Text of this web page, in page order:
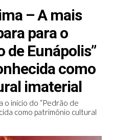
– A mais
para o
de Eunápolis”
como
imaterial
o início do “Pedrão de
como patrimônio cultural